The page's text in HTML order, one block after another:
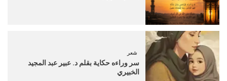
شعر
سر وراءه حكاية بقلم د. عبير عبد المجيد
الخبيري